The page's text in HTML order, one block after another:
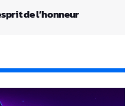
de l’honneur